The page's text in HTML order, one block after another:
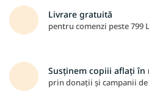
Livrare gratuită
pentru comenzi peste 799
Susținem copiii aflați în
prin donații și campanii